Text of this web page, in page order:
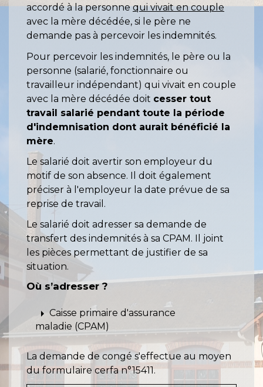
accordé à la personnequi vivait en couple
avec la mère décédée, si le père ne
demande pas à percevoir les indemnités.
Pour percevoir les indemnités, le père ou la
personne (salarié, fonctionnaire ou
travailleur indépendant) qui vivait en couple
avec la mère décédée doit cesser tout
travail salarié pendant toute la période
d'indemnisation dont aurait bénéficié la
mère.
Le salarié doit avertir son employeur du
motif de son absence. Il doit également
préciser à l'employeur la date prévue de sa
reprise de travail.
Le salarié doit adresser sa demande de
transfert des indemnités à sa CPAM. Il joint
les pièces permettant de justifier de sa
situation.
Où s’adresser ?
arrow_right Caisse primaire d'assurance
maladie (CPAM)
La demande de congé s'effectue au moyen
du formulaire cerfa n°15411.